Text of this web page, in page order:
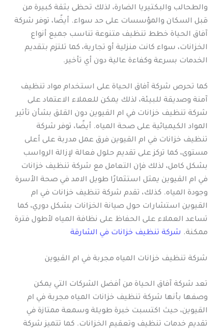
والطحالب والبكتيريا الضارة، لذلك تحظى بثقة كبيرة من
قبل السكان والمؤسسات على حد سواء. أيضًا، توفر شركة
آفاق الحياة خطط تنظيف متنوعة تناسب جميع أنواع
الخزانات، سواء كانت منزلية أو تجارية، كما تلتزم بتقديم
الخدمات بسرعة وكفاءة عالية دون أي تأخير.
كما تحرص شركة آفاق الحياة على استخدام مواد تنظيف
آمنة وصديقة للبيئة، لذلك يمكن للعملاء الاعتماد على
شركة تنظيف خزانات في ام القيوين دون القلق بشأن تأثير
المواد الكيميائية على صحة المياه. أيضًا، توفر شركة
تنظيف خزانات في ام القيوين فرق عمل مدربة على أعلى
مستوى، كما تركز على تقديم حلول فعالة لإزالة الرواسب
بشكل كامل، لذلك فإن التعامل مع شركة تنظيف خزانات
في ام القيوين يمثل استثمارًا طويل الامد في صحة الأسرة
وجودة المياه. كذلك، تقدم شركة تنظيف خزانات في ام
القيوين استشارات حول صيانة الخزانات بشكل دوري، كما
تساعد العملاء على الحفاظ على نظافة المياه لأطول فترة
ممكنة. شركة تنظيف خزانات في الشارقة
شركة تنظيف خزانات المياه مجربة في ام القيوين
تعد شركة آفاق الحياة من أفضل الشركات التي يمكن
وصفها بأنها شركة تنظيف خزانات المياه مجربة في ام
القيوين، حيث اكتسبت خبرة طويلة وسمعة ممتازة في
تقديم خدمات تنظيف وتعقيم الخزانات. كما تتميز شركة